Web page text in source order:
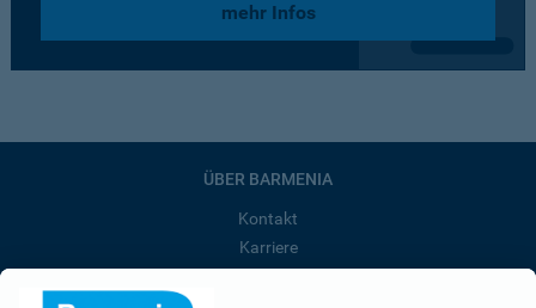
mehr Infos
ÜBER BARMENIA
Kontakt
Karriere